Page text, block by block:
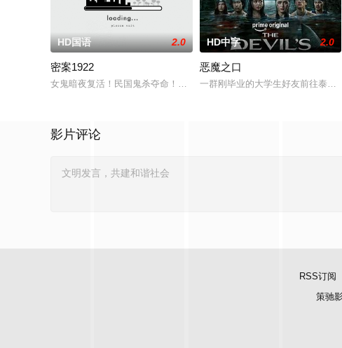
HD国语 2.0
密案1922
女鬼暗夜复活！民国鬼杀夺命！白米埋尸噬魂杀,鬼刃穿腹斩灵杀,女鬼点
HD中字 2.0
恶魔之口
一群刚毕业的大学生好友前往泰国
影片评论
RSS订阅
策驰